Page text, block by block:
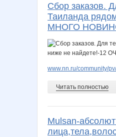
Сбор заказов.
Таиланда
МНОГО
www.nn.ru/community/
Читать полностью
Mulsan-